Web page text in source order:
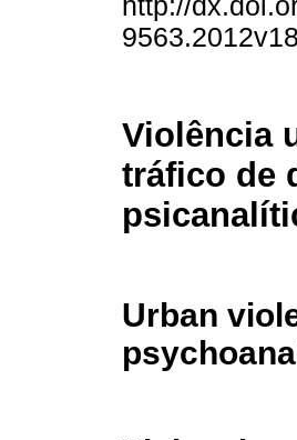
http://
Violência
tráfico de
Urban